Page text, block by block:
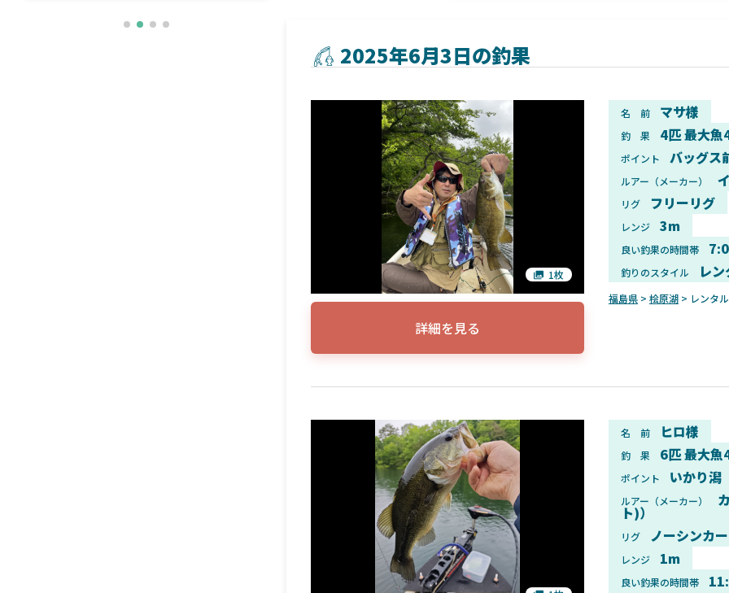
2025年6月3日の釣果
1枚
名 前 マサ様
釣 果 4匹 最大
ポイント バッグス
ルアー（メーカー）
リグ フリーリグ
レンジ 3m
良い釣果の時間帯
釣りのスタイル レ
福島県 > 桧原湖 > レンタ
詳細を見る
名 前 ヒロ様
釣 果 6匹 最大
ポイント いかり潟
ルアー（メーカー）
ト)）
リグ ノーシンカー
レンジ 1m
良い釣果の時間帯